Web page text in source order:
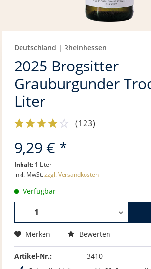
Deutschland | Rheinhessen
2025 Brogsitter
Grauburgunder
Liter
(123)
9,29 € *
Inhalt: 1 Liter
inkl. MwSt.zzgl. Versandkosten
Verfügbar
Merken Bewerten
Artikel-Nr.:
3410